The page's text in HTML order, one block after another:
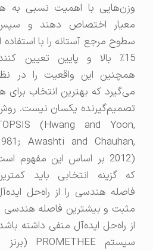
وزن‌هایی با اهمیت نسبی به هر
معیار اختصاص دهند و سپس
سطوح مرجع آستانه را با استفاده از
15٪ بالا و پایین تعیین کنند،
همچنین این واقعیت را در نظر
می‌گیرد که بهترین انتخاب برای هر
تصمیم‌گیرنده یکسان نیست. روش
TOPSIS (Hwang and Yoon,
1981; Awashti and Chauhan,
2012) بر اساس این مفهوم است
که گزینه انتخابی باید کمترین
فاصله هندسی را از راه‌حل ایده‌آل
مثبت و بیشترین فاصله هندسی را
از راه‌حل ایده‌آل منفی داشته باشد.
سیستم PROMETHEE (برنز و